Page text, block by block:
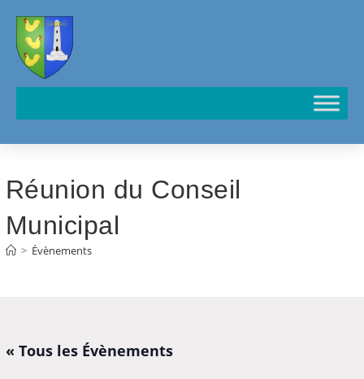
Réunion du Conseil
Municipal
> Évènements
« Tous les Évènements